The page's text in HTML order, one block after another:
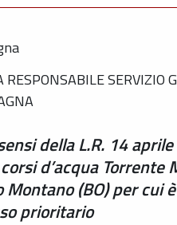
SERVIZIO
della L.R. 14
d’acqua Torrente
Montano (BO) per
prioritario